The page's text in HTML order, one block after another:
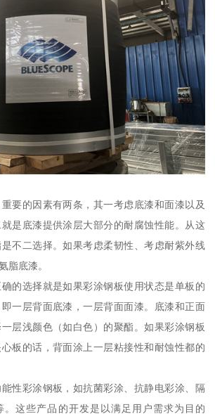
要的因素有两条，其一考虑底漆和面漆以及
是底漆提供涂层大部分的耐腐蚀性能。从这
不二选择。如果考虑柔韧性、考虑耐紫外线
脂底漆。
的选择就是如果彩涂钢板使用状态是单板的
一层背面底漆，一层背面面漆。底漆和正面
层浅颜色（如白色）的聚酯。如果彩涂钢板
板的话，背面涂上一层粘接性和耐蚀性都的
性彩涂钢板，如抗菌彩涂、抗静电彩涂、隔
。这些产品的开发是以满足用户需求为目的